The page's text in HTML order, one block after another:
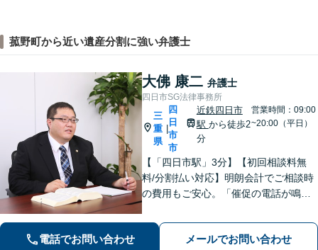
菰野町から近い遺産分割に強い弁護士
大佛 康二 弁護士
四日市SG法律事務所
三
重
県
四
日
市
市
近鉄四日市
駅 から徒歩2
分
営業時間：09:00
~20:00（平日）
【「四日市駅」3分】【初回相談料無
料/分割払い対応】明朗会計でご相談時
の費用もご安心。「催促の電話が鳴り
た」に対応できます。自己破産や任意
整理、個人再生など幅広い解決方法を
電話でお問い合わせ メールでお問い合わせ